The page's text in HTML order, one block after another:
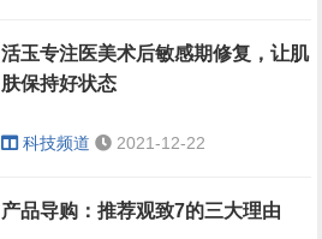
活玉专注医美术后敏感期修复，让肌
肤保持好状态
科技频道 2021-12-22
产品导购：推荐观致7的三大理由